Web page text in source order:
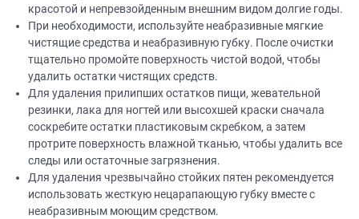
красотой и непревзойденным внешним видом долгие годы.
При необходимости, используйте неабразивные мягкие
чистящие средства и неабразивную губку. После очистки
тщательно промойте поверхность чистой водой, чтобы
удалить остатки чистящих средств.
Для удаления прилипших остатков пищи, жевательной
резинки, лака для ногтей или высохшей краски сначала
соскребите остатки пластиковым скребком, а затем
протрите поверхность влажной тканью, чтобы удалить все
следы или остаточные загрязнения.
Для удаления чрезвычайно стойких пятен рекомендуется
использовать жесткую нецарапающую губку вместе с
неабразивным моющим средством.